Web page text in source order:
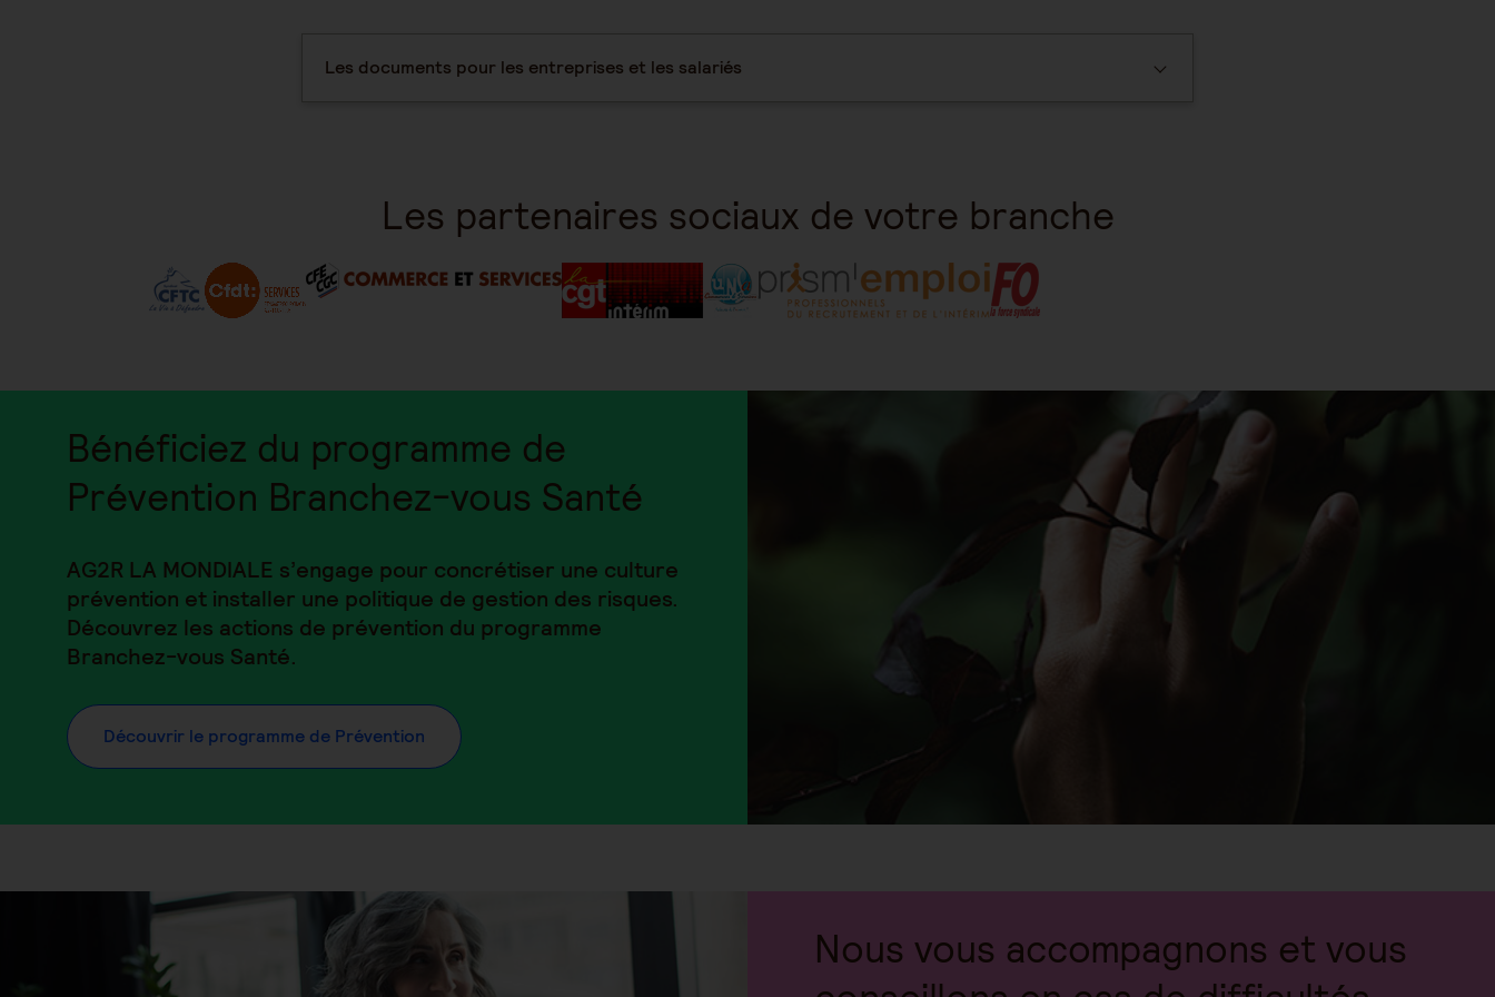
Les documents pour les entreprises et les salariés
Les partenaires sociaux de votre branche
Bénéficiez du programme de
Prévention Branchez-vous Santé
AG2R LA MONDIALE s’engage pour concrétiser une culture
prévention et installer une politique de gestion des risques.
Découvrez les actions de prévention du programme
Branchez-vous Santé.
Découvrir le programme de Prévention
Nous vous accompagnons et vous